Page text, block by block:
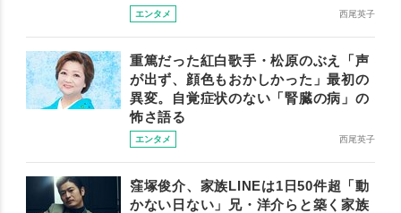
エンタメ 西尾英子
重篤だった紅白歌手・松原のぶえ「声
が出ず、顔色もおかしかった」最初の
異変。自覚症状のない「腎臓の病」の
怖さ語る
エンタメ 西尾英子
窪塚俊介、家族LINEは1日50件超「動
かない日ない」兄・洋介らと築く家族